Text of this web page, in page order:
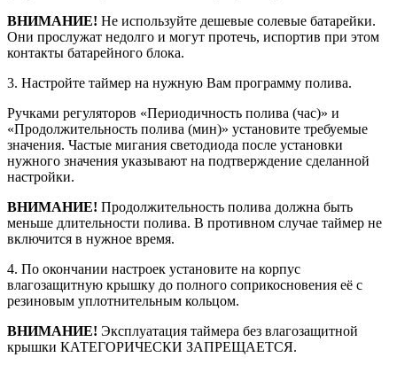
ВНИМАНИЕ! Не используйте дешевые солевые батарейки.
Они прослужат недолго и могут протечь, испортив при этом
контакты батарейного блока.
3. Настройте таймер на нужную Вам программу полива.
Ручками регуляторов «Периодичность полива (час)» и
«Продолжительность полива (мин)» установите требуемые
значения. Частые мигания светодиода после установки
нужного значения указывают на подтверждение сделанной
настройки.
ВНИМАНИЕ! Продолжительность полива должна быть
меньше длительности полива. В противном случае таймер не
включится в нужное время.
4. По окончании настроек установите на корпус
влагозащитную крышку до полного соприкосновения её с
резиновым уплотнительным кольцом.
ВНИМАНИЕ! Эксплуатация таймера без влагозащитной
крышки КАТЕГОРИЧЕСКИ ЗАПРЕЩАЕТСЯ.